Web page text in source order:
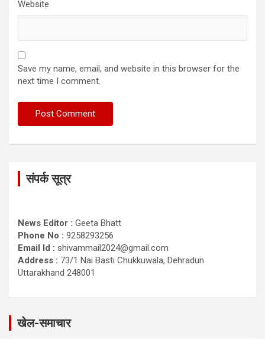
Website
Save my name, email, and website in this browser for the
next time I comment.
संपर्क सूत्र
News Editor : Geeta Bhatt
Phone No : 9258293256
Email Id : shivammail2024@gmail.com
Address : 73/1 Nai Basti Chukkuwala, Dehradun
Uttarakhand 248001
खेल-समाचार